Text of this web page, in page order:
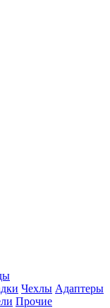
Чехлы Адаптеры
Прочие